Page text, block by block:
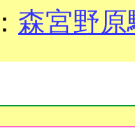
森宮野原